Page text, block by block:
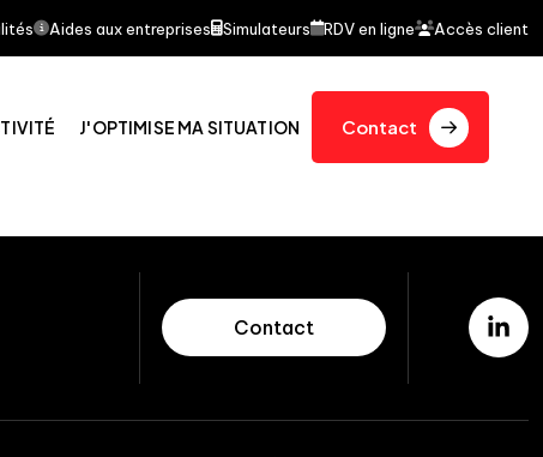
a fait l'objet d'un article dans le journal
Aides aux entreprises Simulateurs RDV en ligne Accès client
J'OPTIMISE MA SITUATION Contact
Contact